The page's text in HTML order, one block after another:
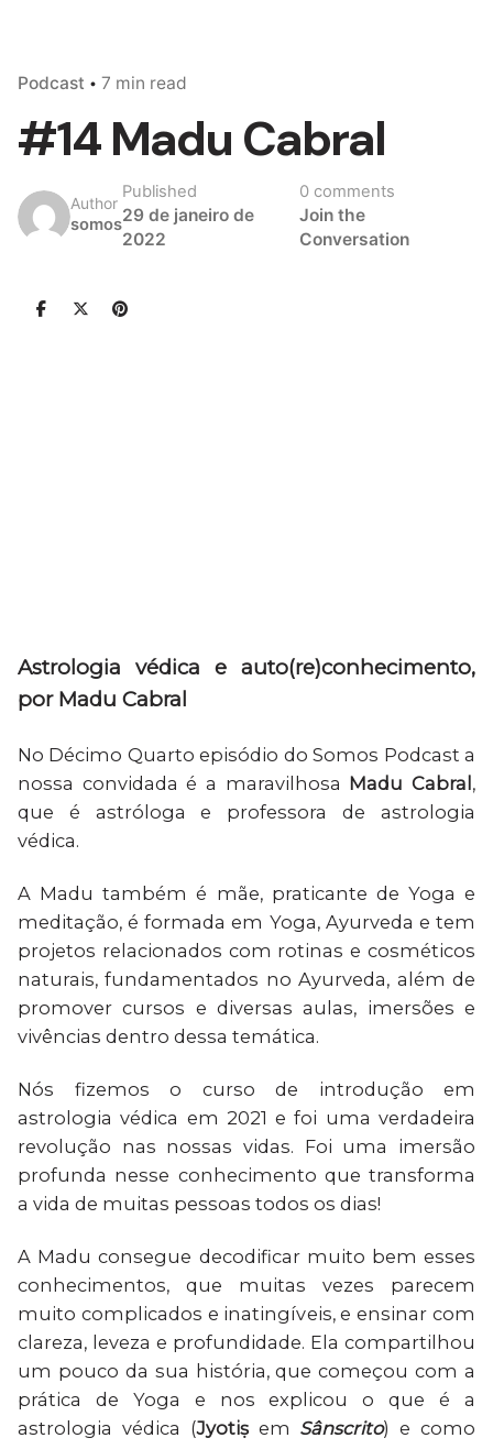
Podcast 7 min read
#14 Madu Cabral
Author
somos
Published
29 de janeiro de
2022
0 comments
Join the
Conversation
Astrologia védica e auto(re)conhecimento,
por Madu Cabral
No Décimo Quarto episódio do Somos Podcast a
nossa convidada é a maravilhosa Madu Cabral,
que é astróloga e professora de astrologia
védica.
A Madu também é mãe, praticante de Yoga e
meditação, é formada em Yoga, Ayurveda e tem
projetos relacionados com rotinas e cosméticos
naturais, fundamentados no Ayurveda, além de
promover cursos e diversas aulas, imersões e
vivências dentro dessa temática.
Nós fizemos o curso de introdução em
astrologia védica em 2021 e foi uma verdadeira
revolução nas nossas vidas. Foi uma imersão
profunda nesse conhecimento que transforma
a vida de muitas pessoas todos os dias!
A Madu consegue decodificar muito bem esses
conhecimentos, que muitas vezes parecem
muito complicados e inatingíveis, e ensinar com
clareza, leveza e profundidade. Ela compartilhou
um pouco da sua história, que começou com a
prática de Yoga e nos explicou o que é a
astrologia védica (Jyotiṣem Sânscrito) e como